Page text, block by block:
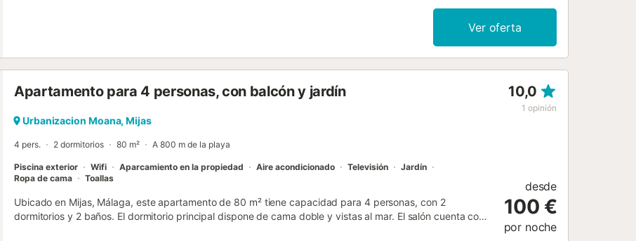
el dormitorio principal, ventilador, lavadora, toallas de playa/piscina, así como libros y juguetes para
niños. Hay cámaras de seguridad y/o dispositivos de grabación de audio en las instalaciones. El espacio
exterior privado incluye una terraza descubierta, una terraza cubierta, un balcón y una barbacoa, ideales
para disfrutar del aire fresco y reuniones al aire libre. La propiedad ofrece acceso a una zona exterior
Puerto Banús, Málaga y Marbella. Hay varios campos de golf en las cercanías, y un tren conecta
bares de playa. Hay aparcamiento gratuito en la calle. Las familias con niños son bienvenidas y se puede
Ver oferta
Apartamento para 4 personas, con balcón y jardín 10,0
1 opinión
Urbanizacion Moana, Mijas
4 pers. 2 dormitorios 80 m² A 800 m de la playa
Piscina exterior Wifi Aparcamiento en la propiedad Aire acondicionado Televisión
Jardín
Ropa de cama
Toallas
Ubicado en Mijas, Málaga, este apartamento de 80 m² tiene capacidad para 4 personas, con 2
dormitorios y 2 baños. El dormitorio principal dispone de cama doble y vistas al mar. El salón cuenta con
desde
100 €
por noche